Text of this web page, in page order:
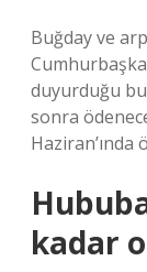
Buğday ve
duyurduğu
sonra
kadar